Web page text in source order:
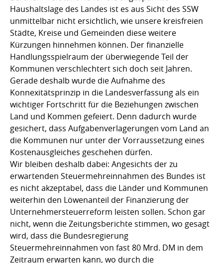
Haushaltslage des Landes ist es aus Sicht des SSW
unmittelbar nicht ersichtlich, wie unsere kreisfreien
Städte, Kreise und Gemeinden diese weitere
Kürzungen hinnehmen können. Der finanzielle
Handlungsspielraum der überwiegende Teil der
Kommunen verschlechtert sich doch seit Jahren.
Gerade deshalb wurde die Aufnahme des
Konnexitätsprinzip in die Landesverfassung als ein
wichtiger Fortschritt für die Beziehungen zwischen
Land und Kommen gefeiert. Denn dadurch wurde
gesichert, dass Aufgabenverlagerungen vom Land an
die Kommunen nur unter der Vorraussetzung eines
Kostenausgleiches geschehen dürfen.
Wir bleiben deshalb dabei: Angesichts der zu
erwartenden Steuermehreinnahmen des Bundes ist
es nicht akzeptabel, dass die Länder und Kommunen
weiterhin den Löwenanteil der Finanzierung der
Unternehmersteuerreform leisten sollen. Schon gar
nicht, wenn die Zeitungsberichte stimmen, wo gesagt
wird, dass die Bundesregierung
Steuermehreinnahmen von fast 80 Mrd. DM in dem
Zeitraum erwarten kann, wo durch die